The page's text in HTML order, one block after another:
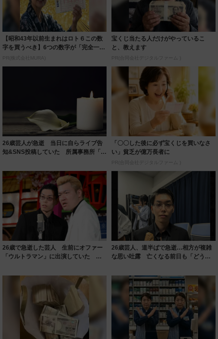
【昭和43年以前生まれはロト６この数
字を買うべき】6つの数字が「完全一
致」する方...
PR(株式会社MURA)
宝くじ当たる人だけがやっているこ
と、教えます
PR(合同会社デジタルファーム )
26歳芸人が急逝 当日に自らライブ告
知&SNS投稿していた 所属事務所「あ
「〇〇した後に必ず宝くじを買いなさ
い」貧乏が億万長者に
PR(合同会社デジタルファーム )
26歳で急逝した芸人 生前にオファー
「ウルトラマン」に出演していた 相
26歳芸人、道半ばで急逝…相方が複雑
な思い吐露 亡くなる前日も「どうや